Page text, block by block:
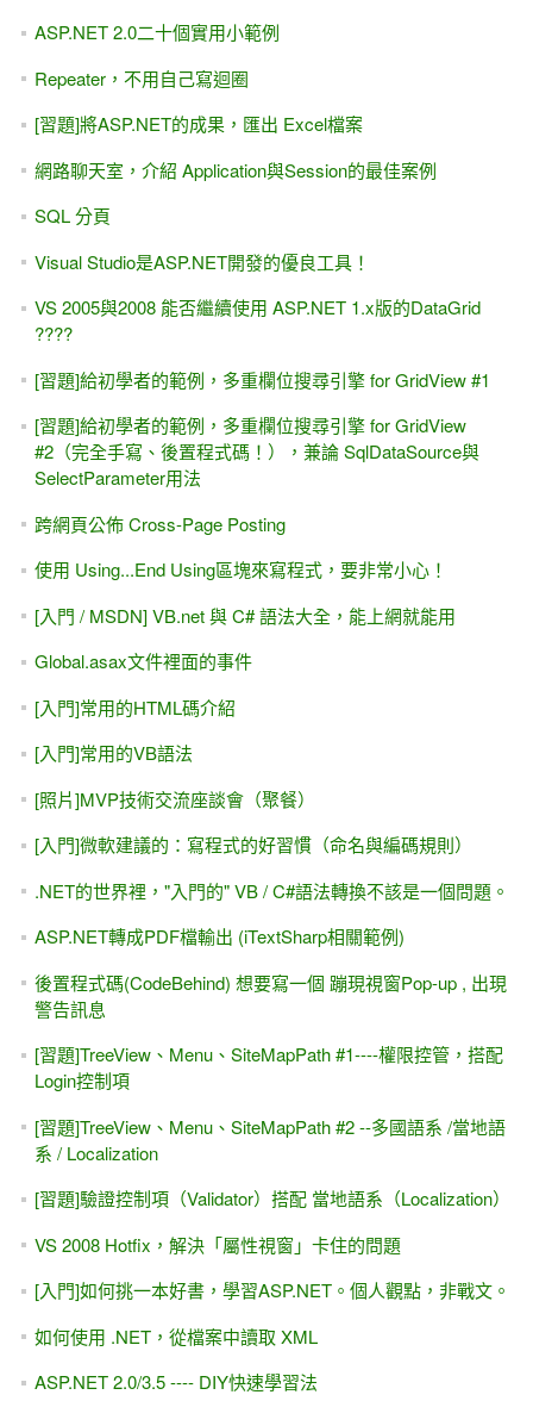
ASP.NET 2.0二十個實用小範例
Repeater，不用自己寫迴圈
[習題]將ASP.NET的成果，匯出 Excel檔案
網路聊天室，介紹 Application與Session的最佳案例
SQL 分頁
Visual Studio是ASP.NET開發的優良工具！
VS 2005與2008 能否繼續使用 ASP.NET 1.x版的DataGrid
????
[習題]給初學者的範例，多重欄位搜尋引擎 for GridView #1
[習題]給初學者的範例，多重欄位搜尋引擎 for GridView
#2（完全手寫、後置程式碼！），兼論 SqlDataSource與
SelectParameter用法
跨網頁公佈 Cross-Page Posting
使用 Using...End Using區塊來寫程式，要非常小心！
[入門 / MSDN] VB.net 與 C# 語法大全，能上網就能用
Global.asax文件裡面的事件
[入門]常用的HTML碼介紹
[入門]常用的VB語法
[照片]MVP技術交流座談會（聚餐）
[入門]微軟建議的：寫程式的好習慣（命名與編碼規則）
.NET的世界裡，"入門的" VB / C#語法轉換不該是一個問題。
ASP.NET轉成PDF檔輸出 (iTextSharp相關範例)
後置程式碼(CodeBehind) 想要寫一個 蹦現視窗Pop-up , 出現
警告訊息
[習題]TreeView、Menu、SiteMapPath #1----權限控管，搭配
Login控制項
[習題]TreeView、Menu、SiteMapPath #2 --多國語系 /當地語
系 / Localization
[習題]驗證控制項（Validator）搭配 當地語系（Localization）
VS 2008 Hotfix，解決「屬性視窗」卡住的問題
[入門]如何挑一本好書，學習ASP.NET。個人觀點，非戰文。
如何使用 .NET，從檔案中讀取 XML
ASP.NET 2.0/3.5 ---- DIY快速學習法